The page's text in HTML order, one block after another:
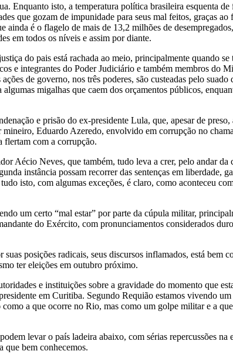
Enquanto isto, a temperatura política brasileira esquenta de
que gozam de impunidade para seus mal feitos, graças ao
é o flagelo de mais de 13,2 milhões de
em todos os níveis e assim por diante.
do pais está rachada ao meio, principalmente quando
e integrantes do Poder Judiciário e também membros do
de governo, nos três poderes, são custeadas pelo
migalhas que caem dos orçamentos públicos,
e prisão do ex-presidente Lula, que, apesar de preso,
Eduardo Azeredo, envolvido em corrupção no
flertam com a corrupção.
Aécio Neves, que também, tudo leva a crer, pelo andar da
instância possam recorrer das sentenças em liberdade,
isto, com algumas exceções, é claro, como aconteceu
um certo “mal estar” por parte da cúpula militar,
do Exército, com pronunciamentos considerados
posições radicais, seus discursos inflamados, está bem
ter eleições em outubro próximo.
e instituições sobre a gravidade do momento que
em Curitiba. Segundo Requião estamos vivendo
a que ocorre no Rio, mas como um golpe militar e a
levar o país ladeira abaixo, com sérias repercussões na
que bem conhecemos.